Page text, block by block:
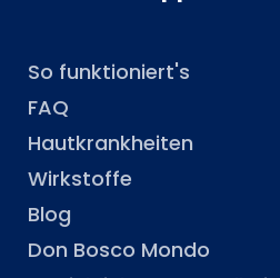
So funktioniert's
FAQ
Hautkrankheiten
Wirkstoffe
Blog
Don Bosco Mondo